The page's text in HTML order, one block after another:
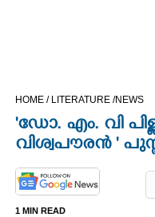
HOME / LITERATURE /NEWS
'ഡോ. എം. വി
വിശ്വപൗരൻ '
1 MIN READ